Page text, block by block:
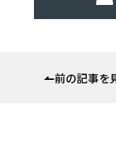
前の記事を